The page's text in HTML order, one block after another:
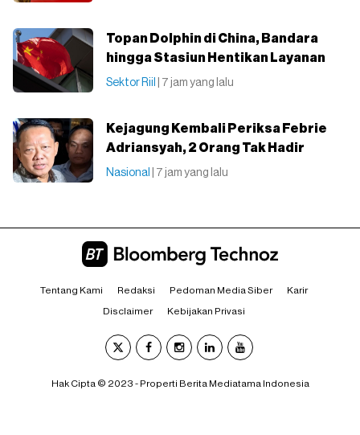
Topan Dolphin di China, Bandara
hingga Stasiun Hentikan Layanan
Sektor Riil | 7 jam yang lalu
Kejagung Kembali Periksa Febrie
Adriansyah, 2 Orang Tak Hadir
Nasional | 7 jam yang lalu
Tentang Kami Redaksi Pedoman Media Siber Karir
Disclaimer Kebijakan Privasi
Hak Cipta © 2023 - Properti Berita Mediatama Indonesia